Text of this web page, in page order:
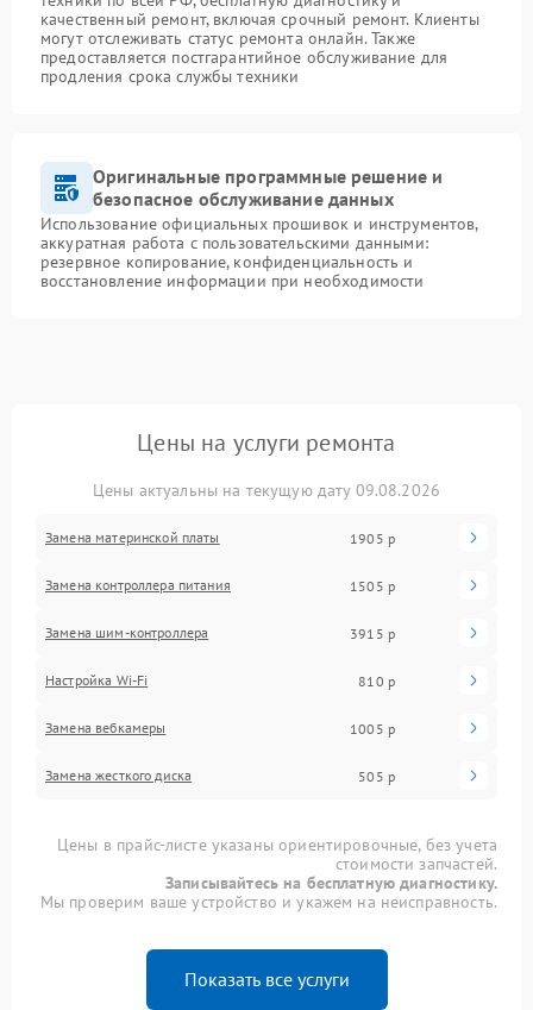
качественный ремонт, включая срочный ремонт. Клиенты
могут отслеживать статус ремонта онлайн. Также
предоставляется постгарантийное обслуживание для
продления срока службы техники
Оригинальные программные решение и
безопасное обслуживание данных
Использование официальных прошивок и инструментов,
аккуратная работа с пользовательскими данными:
резервное копирование, конфиденциальность и
восстановление информации при необходимости
Цены на услуги ремонта
Цены актуальны на текущую дату 09.08.2026
Замена материнской платы 1905 р
Замена контроллера питания 1505 р
Замена шим-контроллера 3915 р
Настройка Wi-Fi 810 р
Замена вебкамеры 1005 р
Замена жесткого диска 505 р
Цены в прайс-листе указаны ориентировочные, без учета
стоимости запчастей.
Записывайтесь на бесплатную диагностику.
Мы проверим ваше устройство и укажем на неисправность.
Показать все услуги